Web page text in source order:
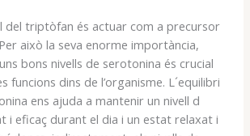
del triptòfan és actuar com a precursor
això la seva enorme importància,
bons nivells de serotonina és crucial
funcions dins de l’organisme. L´equilibri
ens ajuda a mantenir un nivell d
i eficaç durant el dia i un estat relaxat i